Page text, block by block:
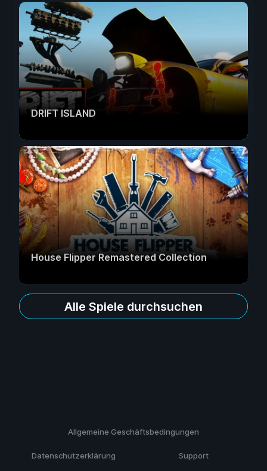
DRIFT ISLAND
House Flipper Remastered Collection
Alle Spiele durchsuchen
Allgemeine Geschäftsbedingungen
Datenschutzerklärung Support